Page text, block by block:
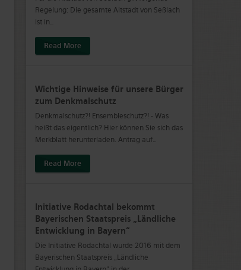
Regelung: Die gesamte Altstadt von Seßlach
ist in…
Read More
Wichtige Hinweise für unsere Bürger
zum Denkmalschutz
Denkmalschutz?! Ensembleschutz?! - Was
heißt das eigentlich? Hier können Sie sich das
Merkblatt herunterladen. Antrag auf…
Read More
Initiative Rodachtal bekommt
Bayerischen Staatspreis „Ländliche
Entwicklung in Bayern“
Die Initiative Rodachtal wurde 2016 mit dem
Bayerischen Staatspreis „Ländliche